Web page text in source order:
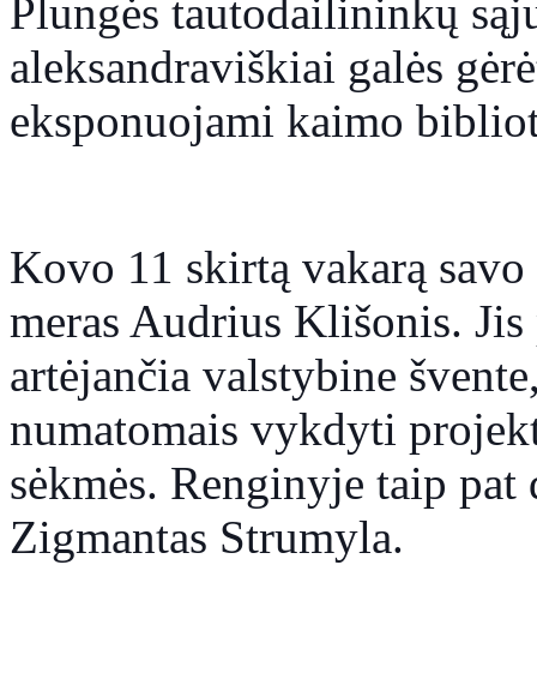
Plungės tautodailininkų
aleksandraviškiai galės
eksponuojami kaimo
Kovo 11 skirtą vakarą
meras Audrius Klišonis.
artėjančia valstybine
numatomais vykdyti
sėkmės. Renginyje taip
Zigmantas Strumyla.